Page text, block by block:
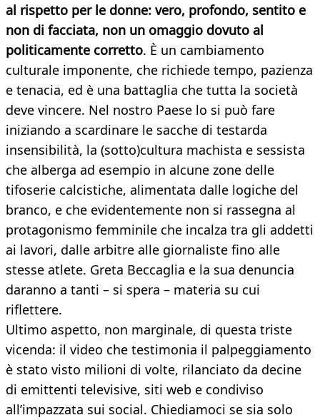
al rispetto per le donne: vero, profondo, sentito e
non di facciata, non un omaggio dovuto al
politicamente corretto. È un cambiamento
culturale imponente, che richiede tempo, pazienza
e tenacia, ed è una battaglia che tutta la società
deve vincere. Nel nostro Paese lo si può fare
iniziando a scardinare le sacche di testarda
insensibilità, la (sotto)cultura machista e sessista
che alberga ad esempio in alcune zone delle
tifoserie calcistiche, alimentata dalle logiche del
branco, e che evidentemente non si rassegna al
protagonismo femminile che incalza tra gli addetti
ai lavori, dalle arbitre alle giornaliste fino alle
stesse atlete. Greta Beccaglia e la sua denuncia
daranno a tanti – si spera – materia su cui
riflettere.
Ultimo aspetto, non marginale, di questa triste
vicenda: il video che testimonia il palpeggiamento
è stato visto milioni di volte, rilanciato da decine
di emittenti televisive, siti web e condiviso
all’impazzata sui social. Chiediamoci se sia solo